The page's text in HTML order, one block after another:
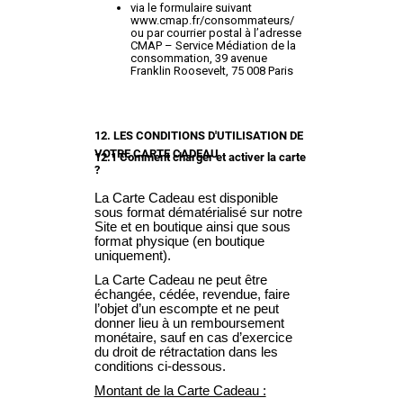
via le formulaire suivant
www.cmap.fr/consommateurs/
ou par courrier postal à l’adresse
CMAP – Service Médiation de la
consommation, 39 avenue
Franklin Roosevelt, 75 008 Paris
12. LES CONDITIONS D'UTILISATION DE
VOTRE CARTE CADEAU
12.1 Comment charger et activer la carte
?
La Carte Cadeau est disponible
sous format dématérialisé sur notre
Site et en boutique ainsi que sous
format physique (en boutique
uniquement).
La Carte Cadeau ne peut être
échangée, cédée, revendue, faire
l’objet d’un escompte et ne peut
donner lieu à un remboursement
monétaire, sauf en cas d’exercice
du droit de rétractation dans les
conditions ci-dessous.
Montant de la Carte Cadeau :